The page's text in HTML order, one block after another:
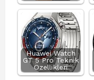
Huawei Watch
GT 5 Pro Teknik
Özellikleri